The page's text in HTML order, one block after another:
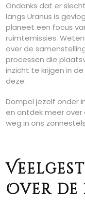
Ondanks dat er
langs Uranus is
planeet een focus
ruimtemissies.
over de
processen die
inzicht te krijgen in
deze.
Dompel jezelf onder
en ontdek meer over
weg in ons
Over